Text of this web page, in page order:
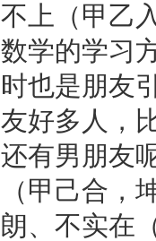
不上（甲乙
数学的学习
时也是朋友
友好多人，
还有男朋友
（甲己合，
朗、不实在